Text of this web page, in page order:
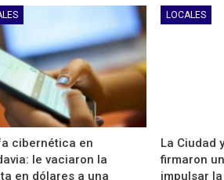
cibernética en
le vaciaron la
en dólares a una
LOCALES
La Ciudad
firmaron
impulsar